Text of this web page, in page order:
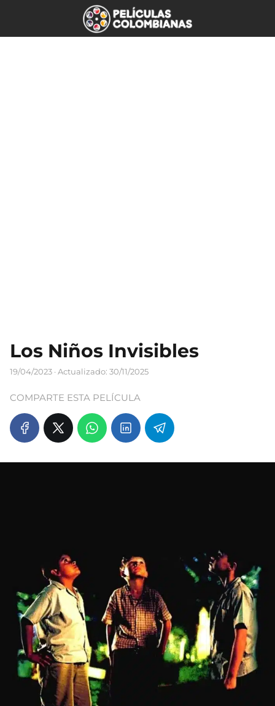
Los Niños Invisibles
19/04/2023 · Actualizado: 30/11/2025
COMPARTE ESTA PELÍCULA